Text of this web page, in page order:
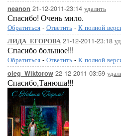
neanon 21-12-2011-23:14 удалить
Спасибо! Очень мило.
Обратиться - Ответить - К полной
ЛИДА_ЕГОРОВА 21-12-2011-23:18
Спасибо большое!!!
Обратиться - Ответить - К полной
oleg_Wiktorow 22-12-2011-03:59
Спасибо,Танюша!!!